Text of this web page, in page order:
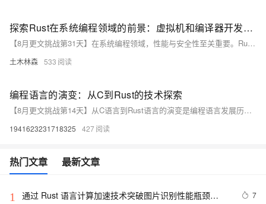
探索Rust在系统编程领域的前景：虚拟机和编译器开发的新篇章
【8月更文挑战第31天】在系统编程领域，性能与安全性至关重要。Rust作为一种新兴语言，凭借其独特的内存安全和并发特性，正逐渐成为虚拟机和编译器开发的首选。本文通过案例分析，探讨Rust在这些领域的应用，例如Facebook的Compiler VM (CVM)项目和实验性的JavaScript JIT编译器Mithril。Rust的静态类型系统和所有权模型确保了高性能和安全性，而其强大的包管理和库生态则简化了虚拟机的开发。随着Rust社区的不断成熟，预计未来将有更多基于Rust的创新项目涌现，推动系统编程的发展。对于追求高性能和安全性的开发者而言，掌握Rust将成为一个重要战略方向。
土木林森 533
编程语言的演变：从C到Rust的技术探索
【8月更文挑战第14天】从C语言到Rust语言的演变是编程语言发展历程中的一个重要篇章。这一演变不仅体现了编程语言的不断进步和发展，也为我们展示了编程语言的无限可能性和广阔前景。
1941623231718325 427
热门文章 最新文章
1
通过 Rust 语言计算加速技术突破图片识别性能瓶颈​​
7